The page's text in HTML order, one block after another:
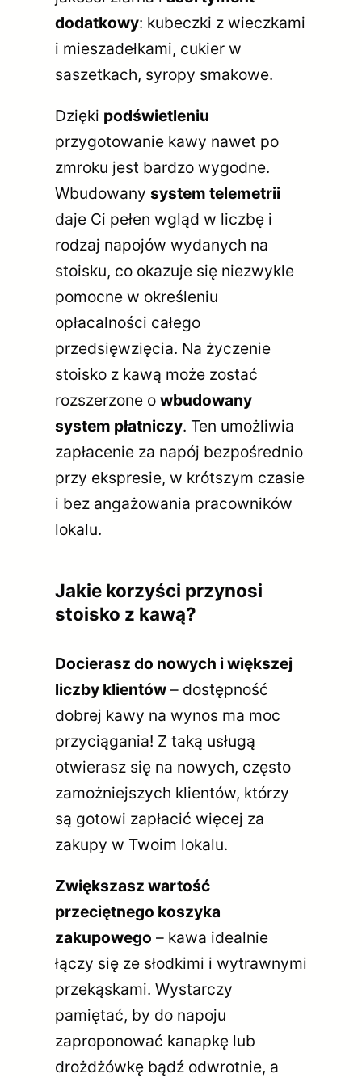
dodatkowy: kubeczki z wieczkami
i mieszadełkami, cukier w
saszetkach, syropy smakowe.
Dzięki podświetleniu
przygotowanie kawy nawet po
zmroku jest bardzo wygodne.
Wbudowany system telemetrii
daje Ci pełen wgląd w liczbę i
rodzaj napojów wydanych na
stoisku, co okazuje się niezwykle
pomocne w określeniu
opłacalności całego
przedsięwzięcia. Na życzenie
stoisko z kawą może zostać
rozszerzone o wbudowany
system płatniczy. Ten umożliwia
zapłacenie za napój bezpośrednio
przy ekspresie, w krótszym czasie
i bez angażowania pracowników
lokalu.
Jakie korzyści przynosi
stoisko z kawą?
Docierasz do nowych i większej
liczby klientów – dostępność
dobrej kawy na wynos ma moc
przyciągania! Z taką usługą
otwierasz się na nowych, często
zamożniejszych klientów, którzy
są gotowi zapłacić więcej za
zakupy w Twoim lokalu.
Zwiększasz wartość
przeciętnego koszyka
zakupowego – kawa idealnie
łączy się ze słodkimi i wytrawnymi
przekąskami. Wystarczy
pamiętać, by do napoju
zaproponować kanapkę lub
drożdżówkę bądź odwrotnie, a